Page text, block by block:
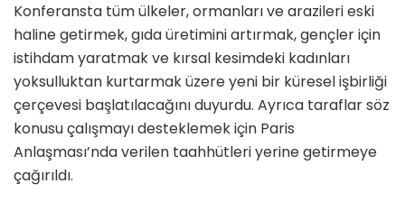
Konferansta tüm ülkeler, ormanları ve arazileri eski
haline getirmek, gıda üretimini artırmak, gençler için
istihdam yaratmak ve kırsal kesimdeki kadınları
yoksulluktan kurtarmak üzere yeni bir küresel işbirliği
çerçevesi başlatılacağını duyurdu. Ayrıca taraflar söz
konusu çalışmayı desteklemek için Paris
Anlaşması’nda verilen taahhütleri yerine getirmeye
çağırıldı.